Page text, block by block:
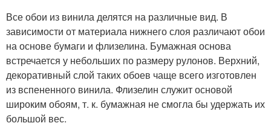
Все обои из винила делятся на различные вид. В
зависимости от материала нижнего слоя различают обои
на основе бумаги и флизелина. Бумажная основа
встречается у небольших по размеру рулонов. Верхний,
декоративный слой таких обоев чаще всего изготовлен
из вспененного винила. Флизелин служит основой
широким обоям, т. к. бумажная не смогла бы удержать их
большой вес.